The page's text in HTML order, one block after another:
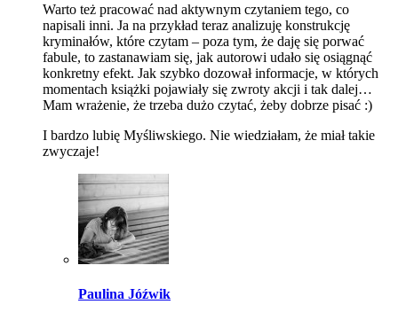
Warto też pracować nad aktywnym czytaniem tego, co
napisali inni. Ja na przykład teraz analizuję konstrukcję
kryminałów, które czytam – poza tym, że daję się porwać
fabule, to zastanawiam się, jak autorowi udało się osiągnąć
konkretny efekt. Jak szybko dozował informacje, w których
momentach książki pojawiały się zwroty akcji i tak dalej…
Mam wrażenie, że trzeba dużo czytać, żeby dobrze pisać :)
I bardzo lubię Myśliwskiego. Nie wiedziałam, że miał takie
zwyczaje!
Paulina Jóźwik